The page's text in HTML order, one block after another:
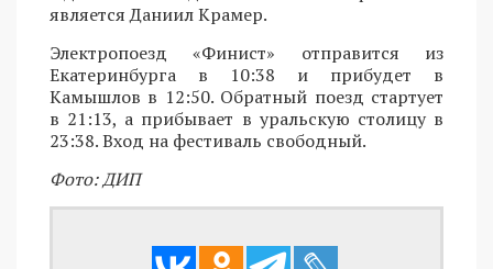
является Даниил Крамер.
Электропоезд «Финист» отправится из
Екатеринбурга в 10:38 и прибудет в
Камышлов в 12:50. Обратный поезд стартует
в 21:13, а прибывает в уральскую столицу в
23:38. Вход на фестиваль свободный.
Фото: ДИП